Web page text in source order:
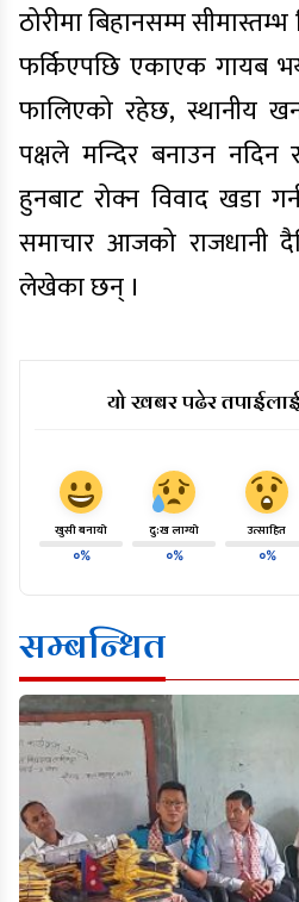
ठोरीमा बिहानसम्म
फर्किएपछि एकाएक गायब
फालिएको रहेछ, स्थानीय
पक्षले मन्दिर बनाउन नदिन
हुनबाट रोक्न विवाद खडा
समाचार आजको राजधानी
लेखेका छन् ।
यो खबर पढेर
खुसी बनायो
०%
दु:ख लाग्यो
०%
उत्साहित
०%
सम्बन्धित